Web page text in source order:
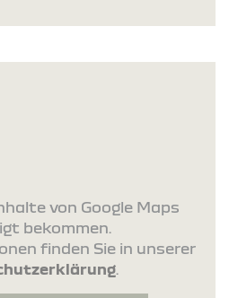
von Google Maps
bekommen.
finden Sie in unserer
.